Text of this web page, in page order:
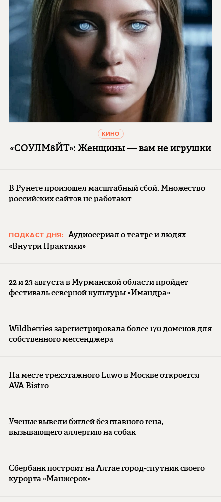
КИНО
«СОУЛМ8ЙТ»: Женщины — вам не игрушки
В Рунете произошел масштабный сбой. Множество
российских сайтов не работают
ПОДКАСТ ДНЯ: Аудиосериал о театре и людях
«Внутри Практики»
22 и 23 августа в Мурманской области пройдет
фестиваль северной культуры «Имандра»
Wildberries зарегистрировала более 170 доменов для
собственного мессенджера
На месте трехэтажного Luwo в Москве откроется
AVA Bistro
Ученые вывели биглей без главного гена,
вызывающего аллергию на собак
Сбербанк построит на Алтае город-спутник своего
курорта «Манжерок»